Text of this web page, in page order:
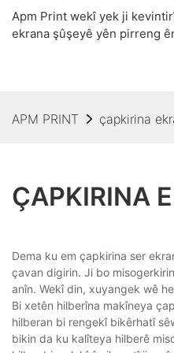
Apm Print wekî yek ji
ekrana şûşeyê yên pirreng
APM PRINT çapkirina
ÇAPKIRINA
Dema ku em çapkirina ser
çavan digirin. Ji bo
anîn. Wekî din, xuyangek wê
Bi xetên hilberîna makîneya
hilberan bi rengekî bikêrhatî
bikin da ku kalîteya hilberê